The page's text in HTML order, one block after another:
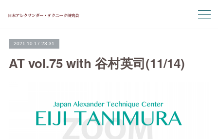
2021.10.17 23:31
AT vol.75 with 谷村英司(11/14)